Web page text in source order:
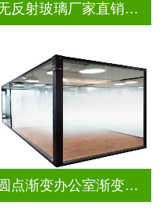
无反射玻璃厂家直销批发
圆点渐变办公室渐变玻璃